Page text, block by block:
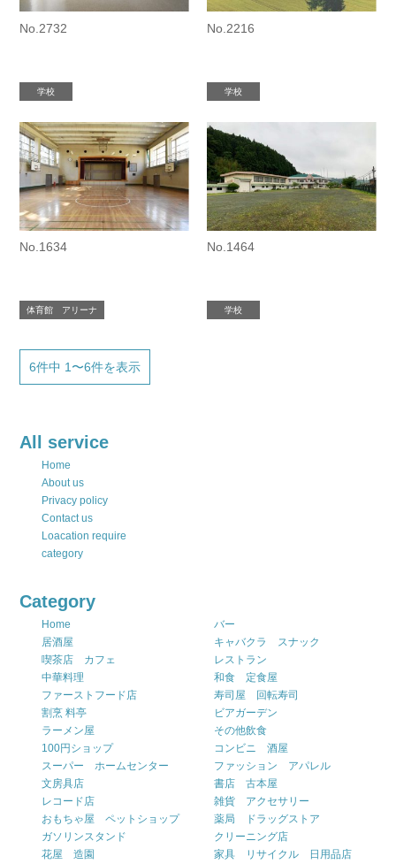
No.2732
学校
No.2216
学校
No.1634
体育館 アリーナ
No.1464
学校
6件中 1〜6件を表示
All service
Home
About us
Privacy policy
Contact us
Loacation require
category
Category
Home
バー
居酒屋
キャバクラ スナック
喫茶店 カフェ
レストラン
中華料理
和食 定食屋
ファーストフード店
寿司屋 回転寿司
割烹 料亭
ビアガーデン
ラーメン屋
その他飲食
100円ショップ
コンビニ 酒屋
スーパー ホームセンター
ファッション アパレル
文房具店
書店 古本屋
レコード店
雑貨 アクセサリー
おもちゃ屋 ペットショップ
薬局 ドラッグストア
ガソリンスタンド
クリーニング店
花屋 造園
家具 リサイクル 日用品店